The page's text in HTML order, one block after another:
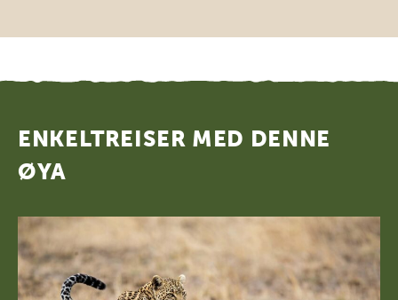
ENKELTREISER MED DENNE
ØYA